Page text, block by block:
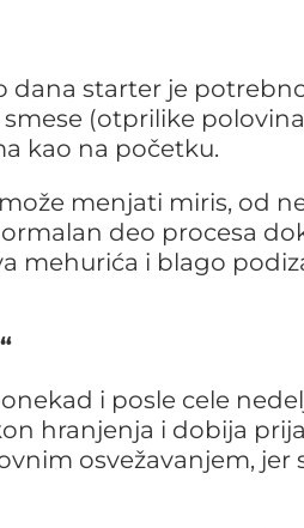
starter je
(otprilike
kao na početku.
menjati miris, od
deo procesa
mehurića i blago
i posle cele
hranjenja i dobija
osvežavanjem, jer